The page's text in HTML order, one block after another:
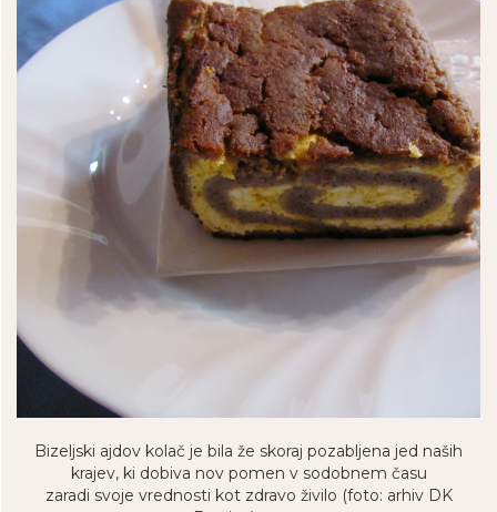
Bizeljski ajdov kolač je bila že skoraj pozabljena jed naših
krajev, ki dobiva nov pomen v sodobnem času
zaradi svoje vrednosti kot zdravo živilo (foto: arhiv DK